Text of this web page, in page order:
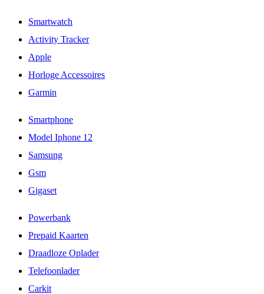
Smartwatch
Activity Tracker
Apple
Horloge Accessoires
Garmin
Smartphone
Model Iphone 12
Samsung
Gsm
Gigaset
Powerbank
Prepaid Kaarten
Draadloze Oplader
Telefoonlader
Carkit